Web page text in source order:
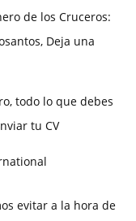
de los Cruceros:
Deja una
todo lo que debes
tu CV
evitar a la hora de